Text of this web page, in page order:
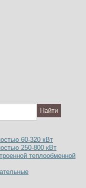
60-320 кВт
250-800 кВт
теплообменной